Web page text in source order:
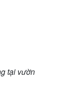
tại vườn